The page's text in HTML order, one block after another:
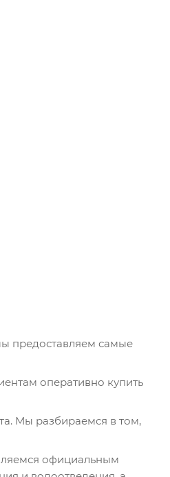
предоставляем самые
оперативно купить
Мы разбираемся в том,
официальным